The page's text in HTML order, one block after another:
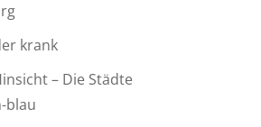
krank
– Die Städte
blau